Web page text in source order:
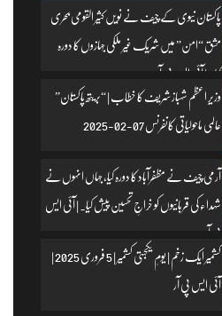
پاکستان نیوی کے چیف نے نویں کثیر القومی بحری
مشق “امن” میں شریک غیر ملکی جہازوں کا دورہ
کیا۔ | آئی ایس پی آر
وزیرِ اعظم شہباز شریف کا خطاب | “بریتھ پاکستان”
عالمی ماحولیاتی کانفرنس 07-02-2025
آرمی چیف نے مظفرآباد کا دورہ کیا، جہاں انہوں نے
شہداء کی قربانیوں کو خراجِ تحسین پیش کیا۔ | آئی ایس
پی آر
کشمیر ایک زخم | یومِ یکجہتی کشمیر | 5 فروری 2025 |
آئی ایس پی آر